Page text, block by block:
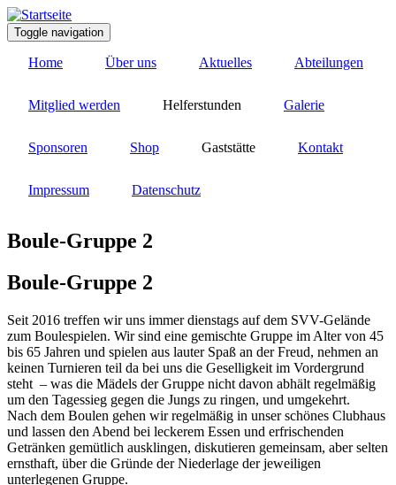
Direkt
zum
Inhalt
Toggle navigation
Home Über uns Aktuelles Abteilungen
Mitglied werden Helferstunden Galerie
Sponsoren Shop Gaststätte Kontakt
Impressum Datenschutz
Boule-Gruppe 2
Boule-Gruppe 2
Seit 2016 treffen wir uns immer dienstags auf dem SVV-Gelände
zum Boulespielen. Wir sind eine gemischte Gruppe im Alter von 45
bis 65 Jahren und spielen aus lauter Spaß an der Freud, nehmen an
keinen Turnieren teil da bei uns die Geselligkeit im Vordergrund
steht – was die Mädels der Gruppe nicht davon abhält regelmäßig
um den Tagessieg gegen die Jungs zu ringen, und umgekehrt.
Nach dem Boulen gehen wir regelmäßig in unser schönes Clubhaus
und lassen den Abend bei leckerem Essen und erfrischenden
Getränken gemütlich ausklingen, diskutieren gemeinsam, aber selten
ernsthaft, über die Gründe der Niederlage der jeweiligen
unterlegenen Gruppe.